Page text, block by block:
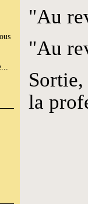
"Au
"Au
la